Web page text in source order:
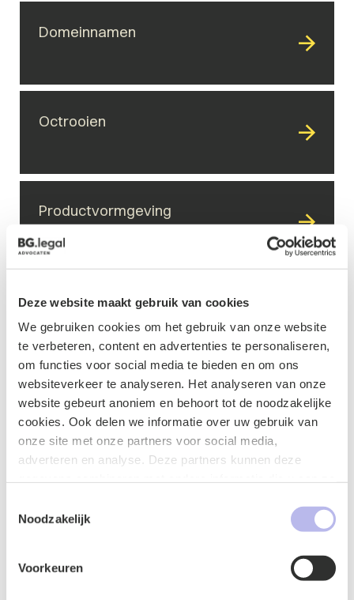
Deze website maakt gebruik van cookies
We gebruiken cookies om het gebruik van onze website
te verbeteren, content en advertenties te personaliseren,
om functies voor social media te bieden en om ons
websiteverkeer te analyseren. Het analyseren van onze
website gebeurt anoniem en behoort tot de noodzakelijke
cookies. Ook delen we informatie over uw gebruik van
onze site met onze partners voor social media,
adverteren en analyse. Deze partners kunnen deze
uw gebruik van hun services.
Noodzakelijk
Voorkeuren
Domeinnamen
Octrooien
Productvormgeving
Gerelateerde
updates
Blog